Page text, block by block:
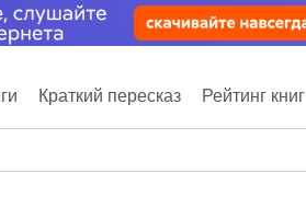
Краткий пересказ Рейтинг книг